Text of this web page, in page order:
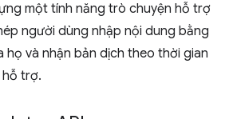
một tính năng trò chuyện hỗ trợ
người dùng nhập nội dung bằng
họ và nhận bản dịch theo thời gian
trợ.